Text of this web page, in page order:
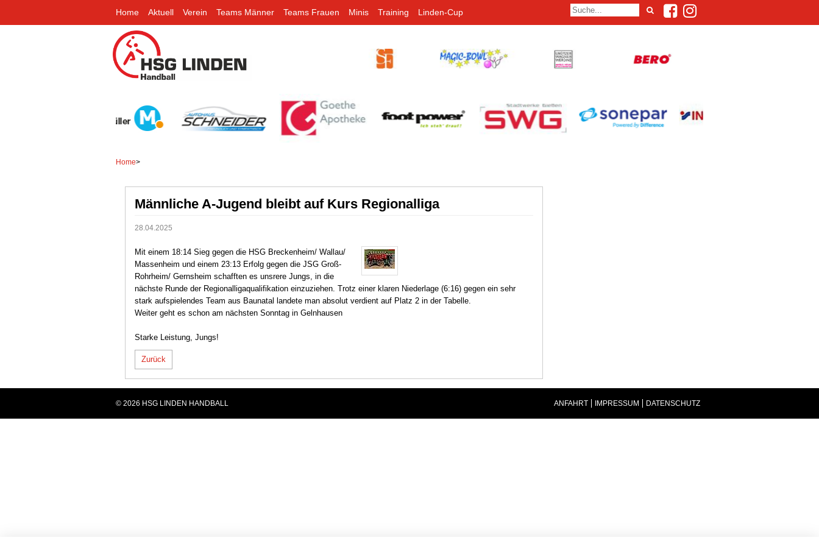
Home Aktuell Verein Teams Männer Teams Frauen Minis Training Linden-Cup
Home>
Männliche A-Jugend bleibt auf Kurs Regionalliga
28.04.2025
Mit einem 18:14 Sieg gegen die HSG Breckenheim/ Wallau/
Massenheim und einem 23:13 Erfolg gegen die JSG Groß-
Rohrheim/ Gernsheim schafften es unsrere Jungs, in die
nächste Runde der Regionalligaqualifikation einzuziehen. Trotz einer klaren Niederlage (6:16) gegen ein sehr
stark aufspielendes Team aus Baunatal landete man absolut verdient auf Platz 2 in der Tabelle.
Weiter geht es schon am nächsten Sonntag in Gelnhausen
Starke Leistung, Jungs!
Zurück
© 2026 HSG LINDEN HANDBALL ANFAHRT IMPRESSUM DATENSCHUTZ